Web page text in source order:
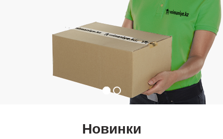
Новинки